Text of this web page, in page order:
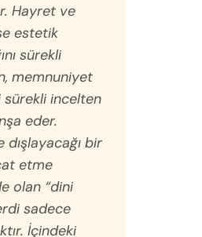
Hayret ve
estetik
sürekli
memnuniyet
sürekli incelten
eder.
dışlayacağı bir
etme
olan “dini
sadece
İçindeki